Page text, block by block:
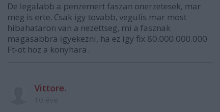
De legalabb a penzemert faszan onerzetesek, mar
meg is erte. Csak igy tovabb, vegulis mar most
hibahataron van a nezettseg, mi a fasznak
magasabbra igyekezni, ha ez igy fix 80.000.000.000
Ft-ot hoz a konyhara.
Vittore.